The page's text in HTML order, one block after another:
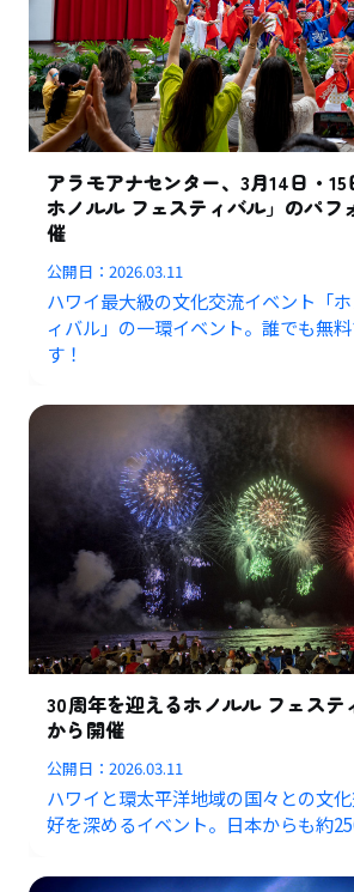
アラモアナセンター、3月14日・
ホノルル フェスティバル」のパフ
催
公開日：2026.03.11
ハワイ最大級の文化交流イベント「
ィバル」の一環イベント。誰でも無
す！
30周年を迎えるホノルル フェステ
から開催
公開日：2026.03.11
ハワイと環太平洋地域の国々との文
好を深めるイベント。日本からも約